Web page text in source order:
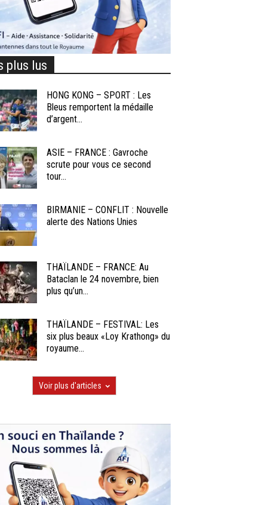
plus lus
HONG KONG – SPORT : Les
Bleus remportent la médaille
d’argent...
ASIE – FRANCE : Gavroche
scrute pour vous ce second
tour...
BIRMANIE – CONFLIT : Nouvelle
alerte des Nations Unies
THAÏLANDE – FRANCE: Au
Bataclan le 24 novembre, bien
plus qu’un...
THAÏLANDE – FESTIVAL: Les
six plus beaux «Loy Krathong» du
royaume...
Voir plus d'articles